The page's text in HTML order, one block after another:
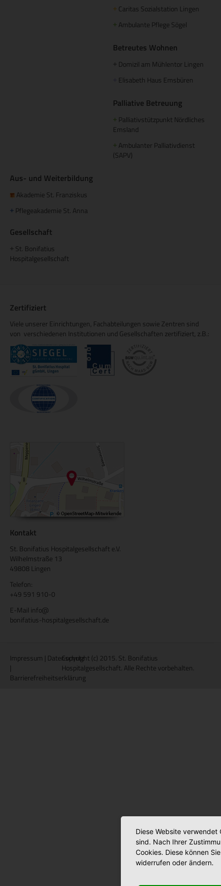
+ Caritas Sozialstation Lingen
+ Ambulante Pflege Sögel
Betreutes Wohnen
Domizil am Mühlentor Lingen
Elisabeth Haus Emsbüren
Palliative Betreuung
+ Palliativstützpunkt Nördliches
Emsland
+ Ambulanter Palliativdienst
(SAPV)
Aus- und Weiterbildung
Akademie St. Franziskus
+ Pflegeakademie St. Anna
Gesellschaft
St. Bonifatius
Hospitalgesellschaft
Zertifiziert
Viele unserer Einrichtungen, Fachabteilungen sowie Zentren sind
von verschiedenen Institutionen und Gesellschaften zertifiziert, z.B.:
Kontakt
St. Bonifatius Hospitalgesellschaft e.V.
Wilhelmstraße 13
49808 Lingen
Telefon:
+49 591 910-0
E-Mail info@
bonifatius-hospitalgesellschaft.de
Impressum | Datenschutz
|
Barrierefreiheitserklärung
Copyright (c) 2015. St. Bonifatius
Hospitalgesellschaft. Alle Rechte vorbehalten.
Diese Website
sind. Nach Ihrer
Cookies. Diese können
widerrufen oder ändern.